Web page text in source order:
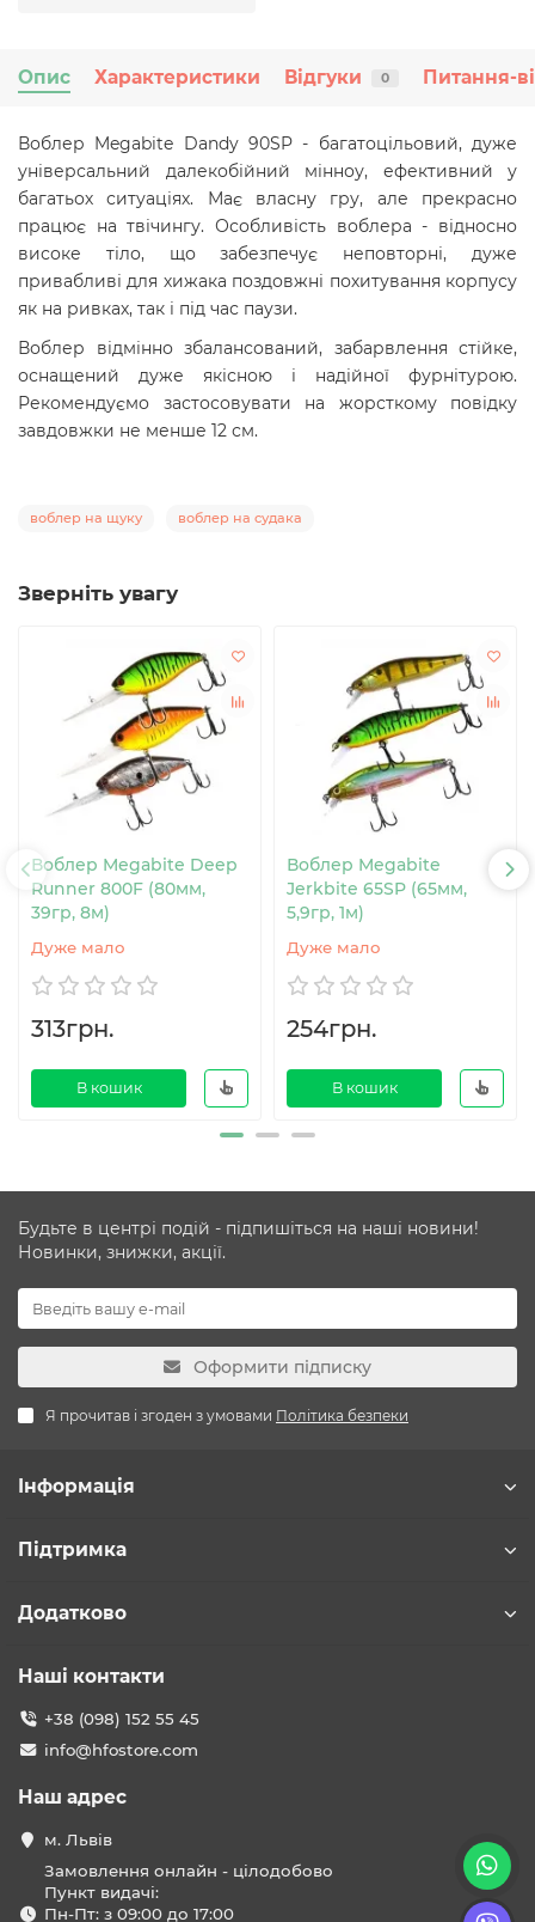
Опис Характеристики Відгуки 0 Питання-
Воблер Megabite Dandy 90SP - багатоцільовий, дуже
універсальний далекобійний мінноу, ефективний у
багатьох ситуаціях. Має власну гру, але прекрасно
працює на твічингу. Особливість воблера - відносно
високе тіло, що забезпечує неповторні, дуже
привабливі для хижака поздовжні похитування корпусу
як на ривках, так і під час паузи.
Воблер відмінно збалансований, забарвлення стійке,
оснащений дуже якісною і надійної фурнітурою.
Рекомендуємо застосовувати на жорсткому повідку
завдовжки не менше 12 см.
воблер на щуку воблер на судака
Зверніть увагу
Воблер Megabite Deep
Runner 800F (80мм,
39гр, 8м)
Дуже мало
313грн.
В кошик
Воблер Megabite
Jerkbite 65SP (65мм,
5,9гр, 1м)
Дуже мало
254грн.
В кошик
Будьте в центрі подій - підпишіться на наші новини!
Новинки, знижки, акції.
Оформити підписку
Я прочитав і згоден з умовами Політика безпеки
Інформація
Підтримка
Додатково
Наші контакти
+38 (098) 152 55 45
info@hfostore.com
Наш адрес
м. Львів
Замовлення онлайн - цілодобово
Пункт видачі:
Пн-Пт: з 09:00 до 17:00